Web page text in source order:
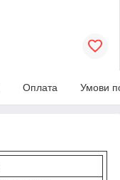
Оплата Умови